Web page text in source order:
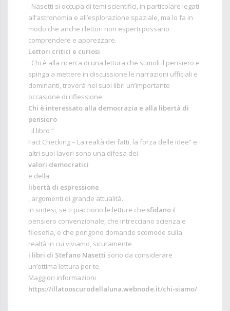
: Nasetti si occupa di temi scientifici, in particolare legati
all’astronomia e all’esplorazione spaziale, ma lo fa in
modo che anche i lettori non esperti possano
comprendere e apprezzare.
Lettori critici e curiosi
: Chi è alla ricerca di una lettura che stimoli il pensiero e
spinga a mettere in discussione le narrazioni ufficiali e
dominanti, troverà nei suoi libri un’importante
occasione di riflessione.
Chi è interessato alla democrazia e alla libertà di
pensiero
: il libro “
Fact Checking – La realtà dei fatti, la forza delle idee” e
altri suoi lavori sono una difesa dei
valori democratici
e della
libertà di espressione
, argomenti di grande attualità.
In sintesi, se ti piacciono le letture che sfidano il
pensiero convenzionale, che intrecciano scienza e
filosofia, e che pongono domande scomode sulla
realtà in cui viviamo, sicuramente
i libri di Stefano Nasetti sono da considerare
un’ottima lettura per te.
Maggiori informazioni
https://illatooscurodellaluna.webnode.it/chi-siamo/